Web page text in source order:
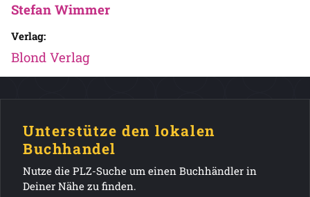
Stefan Wimmer
Verlag:
Blond Verlag
Unterstütze den lokalen
Buchhandel
Nutze die PLZ-Suche um einen Buchhändler in
Deiner Nähe zu finden.